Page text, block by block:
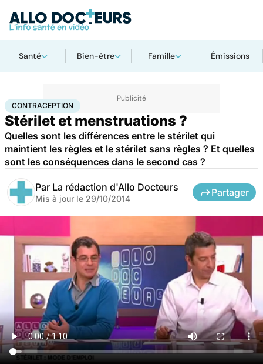
Santé Bien-être Famille Émissions
AccueilBien-êtreSexo Contraception
CONTRACEPTION
Stérilet et menstruations ?
Quelles sont les différences entre le stérilet qui
maintient les règles et le stérilet sans règles ? Et quelles
sont les conséquences dans le second cas ?
Par La rédaction d'Allo Docteurs
Mis à jour le 29/10/2014
Partager